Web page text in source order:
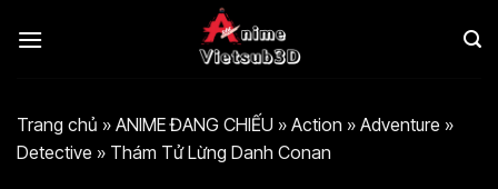
qua
Trang chủ » ANIME ĐANG CHIẾU » Action » Adventure »
Detective » Thám Tử Lừng Danh Conan